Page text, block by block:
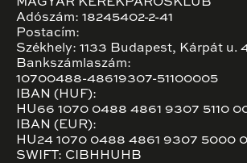
Adószám: 18245402-2-41
Postacím:
Székhely: 1133 Budapest, Kárpát u.
Bankszámlaszám:
10700488-48619307-51100005
IBAN (HUF):
HU66 1070 0488 4861 9307 5110
IBAN (EUR):
HU24 1070 0488 4861 9307 5000
SWIFT: CIBHHUHB